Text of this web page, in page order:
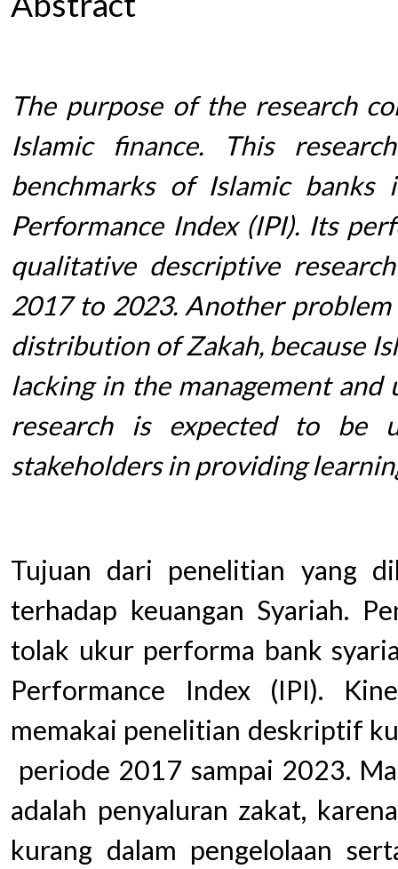
The purpose of the research
Islamic finance. This
benchmarks of Islamic
Performance Index (IPI). Its
qualitative descriptive
2017 to 2023. Another
distribution of Zakah, because
lacking in the management
research is expected to be
stakeholders in providing
Tujuan dari penelitian yang
terhadap keuangan Syariah.
tolak ukur performa bank
Performance Index (IPI).
memakai penelitian deskriptif
periode 2017 sampai 2023.
adalah penyaluran zakat,
kurang dalam pengelolaan